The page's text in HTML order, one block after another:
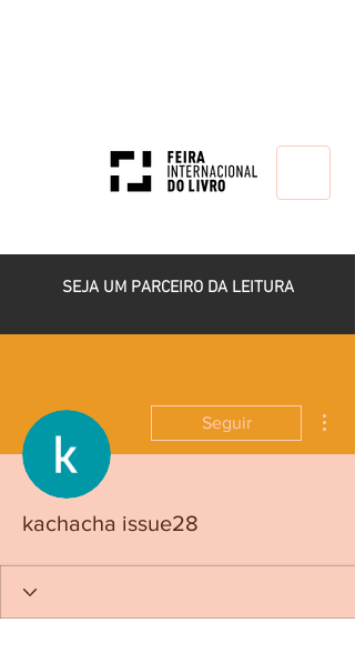
SEJA UM PARCEIRO DA LEITURA
Seguir
kachacha issue28